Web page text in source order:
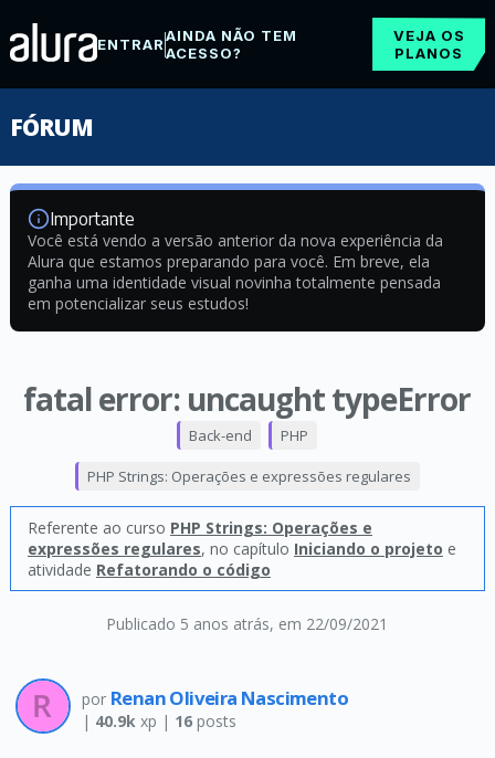
ENTRARAINDA NÃO TEM
ACESSO?
VEJA OS
PLANOS
FÓRUM
Importante
Você está vendo a versão anterior da nova experiência da
Alura que estamos preparando para você. Em breve, ela
ganha uma identidade visual novinha totalmente pensada
em potencializar seus estudos!
fatal error: uncaught typeError
Publicado 5 anos atrás, em 22/09/2021
Back-end PHP
PHP Strings: Operações e expressões regulares
Referente ao curso PHP Strings: Operações e
expressões regulares, no capítulo Iniciando o projeto e
atividade Refatorando o código
por Renan Oliveira Nascimento
| 40.9kxp | 16posts